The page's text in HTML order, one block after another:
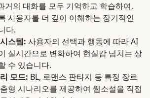
거의 대화를 모두 기억하고 학습하여,
사용자를 더 깊이 이해하는 장기적인
다.
스템: 사용자의 선택과 행동에 따라 AI
실시간으로 변화하여 현실감 넘치는 상
수 있습니다.
모드: BL, 로맨스 판타지 등 특정 장르
형 시나리오를 제공하여 웹소설을 직접